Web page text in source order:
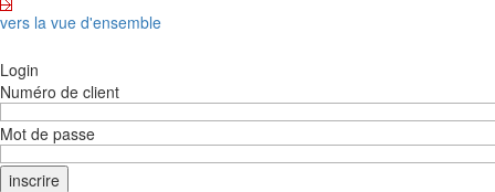
vers la vue d'ensemble
Login
Numéro de client
Mot de passe